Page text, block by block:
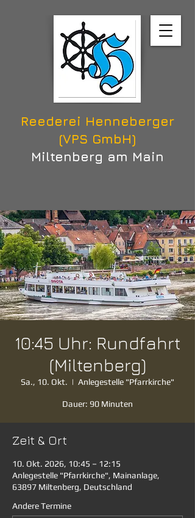
Reederei Henneberger
(VPS GmbH)
Miltenberg am Main
10:45 Uhr: Rundfahrt
(Miltenberg)
Sa., 10. Okt.
  |
Anlegestelle "Pfarrkirche"
Dauer: 90 Minuten
Zeit & Ort
10. Okt. 2026, 10:45 – 12:15
Anlegestelle "Pfarrkirche", Mainanlage,
63897 Miltenberg, Deutschland
Andere Termine